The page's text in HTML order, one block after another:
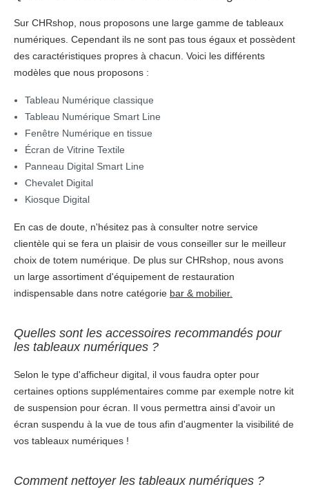
Sur CHRshop, nous proposons une large gamme de tableaux
numériques. Cependant ils ne sont pas tous égaux et possèdent
des caractéristiques propres à chacun. Voici les différents
modèles que nous proposons :
Tableau Numérique classique
Tableau Numérique Smart Line
Fenêtre Numérique en tissue
Écran de Vitrine Textile
Panneau Digital Smart Line
Chevalet Digital
Kiosque Digital
En cas de doute, n'hésitez pas à consulter notre service
clientèle qui se fera un plaisir de vous conseiller sur le meilleur
choix de totem numérique. De plus sur CHRshop, nous avons
un large assortiment d'équipement de restauration
indispensable dans notre catégorie bar & mobilier.
Quelles sont les accessoires recommandés pour
les tableaux numériques ?
Selon le type d'afficheur digital, il vous faudra opter pour
certaines options supplémentaires comme par exemple notre kit
de suspension pour écran. Il vous permettra ainsi d'avoir un
écran suspendu à la vue de tous afin d'augmenter la visibilité de
vos tableaux numériques !
Comment nettoyer les tableaux numériques ?